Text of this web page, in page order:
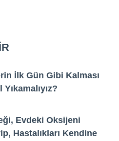
İlk Gün Gibi Kalması
Yıkamalıyız?
Evdeki Oksijeni
Hastalıkları Kendine